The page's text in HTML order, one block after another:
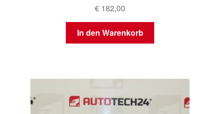
€ 182,00
In den Warenkorb